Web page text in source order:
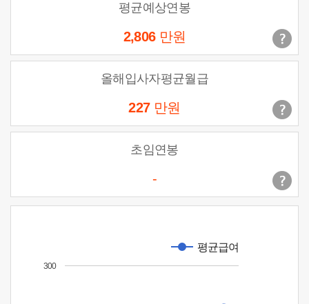
평균예상연봉
2,806 만원
올해입사자평균월급
227 만원
초임연봉
-
평균급여
300